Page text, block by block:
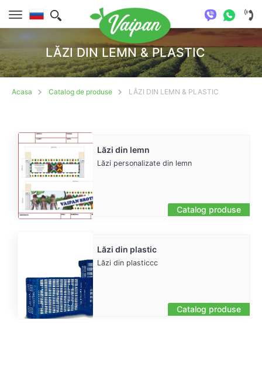
LĂZI DIN LEMN & PLASTIC
Acasa Catalog de produse LĂZI DIN LEMN & PLASTIC
Lăzi din lemn
Lăzi personalizate din lemn
Catalog produse
Lăzi din plastic
Lăzi din plasticcc
Catalog produse